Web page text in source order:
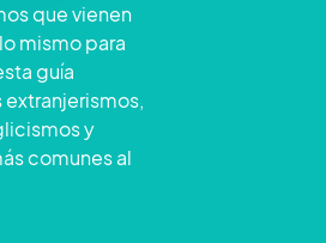
que vienen
mismo para
guía
y
comunes al